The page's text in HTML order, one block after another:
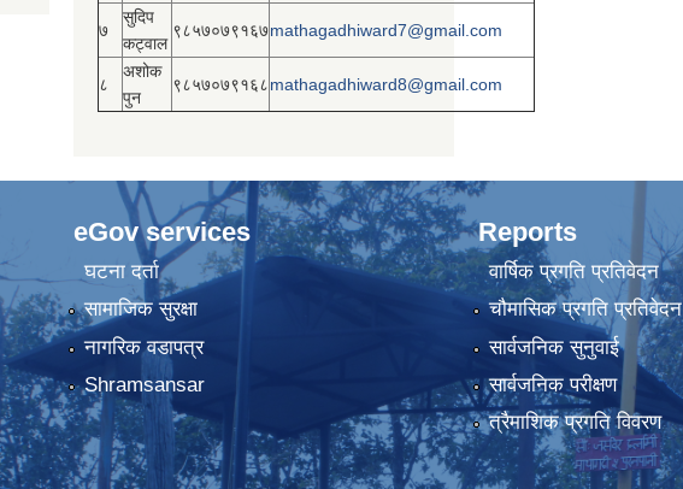
७
सुदिप
कट्वाल
९८५७०७९१६७mathagadhiward7@gmail.com
८
अशोक
पुन
९८५७०७९१६८mathagadhiward8@gmail.com
eGov services
घटना दर्ता
सामाजिक सुरक्षा
नागरिक वडापत्र
Shramsansar
Reports
वार्षिक प्रगति प्रतिवेदन
चौमासिक प्रगति प्रतिवेदन
सार्वजनिक सुनुवाई
सार्वजनिक परीक्षण
त्रैमाशिक प्रगति विवरण